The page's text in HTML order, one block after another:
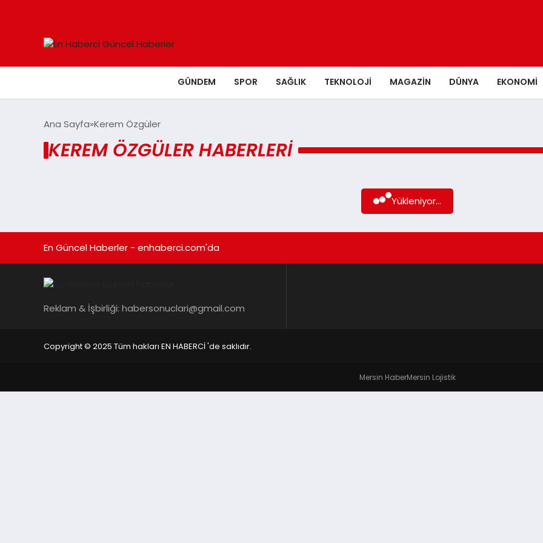
GÜNDEM SPOR SAĞLIK TEKNOLOJI MAGAZIN DÜNYA EKONOMI
Ana Sayfa Kerem Özgüler
KEREM ÖZGÜLER HABERLERI
Yükleniyor...
En Güncel Haberler - enhaberci.com'da
Reklam & İşbirliği: habersonuclari@gmail.com
Copyright © 2025 Tüm hakları EN HABERCİ 'de saklıdır.
Mersin HaberMersin Lojistik